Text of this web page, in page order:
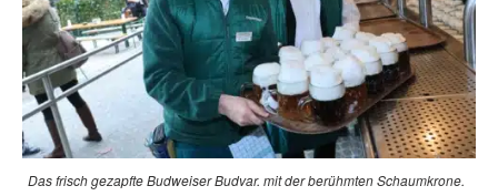
Das frisch gezapfte Budweiser Budvar. mit der berühmten Schaumkrone.